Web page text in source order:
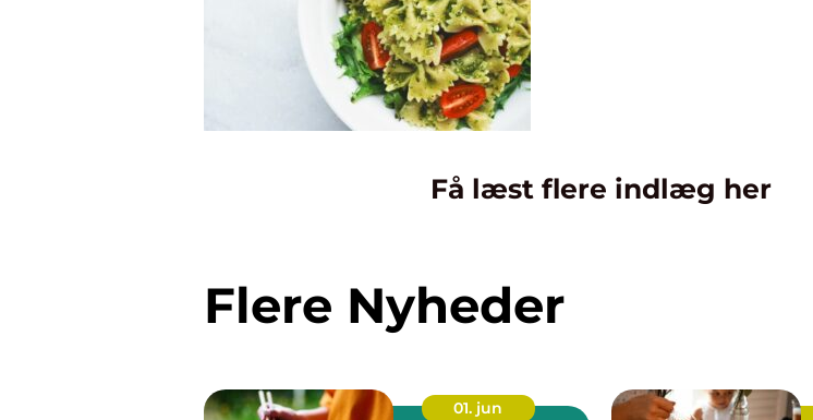
Få læst flere indlæg her
Flere Nyheder
01. jun